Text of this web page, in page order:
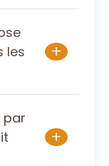
les
+
par
+